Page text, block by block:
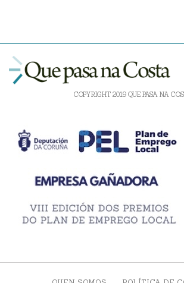
COPYRIGHT 2019 QUE PASA NA